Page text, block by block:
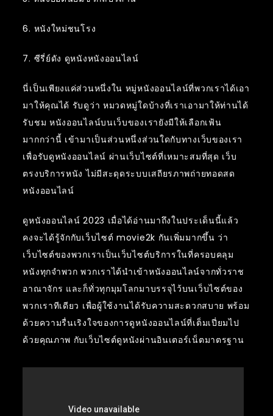
6. หนังใหม่ชนโรง
7. ซีรี่ย์ดัง ดูหนังหนังออนไลน์
นี่เป็นเพียงแค่ส่วนหนึ่งใน หมู่หนังออนไลน์ที่พวกเราได้เอา
มาให้คุณได้ รับดูว่า หมวดหมู่ใดบ้างที่เราเอามาให้ท่านได้
รับชม หนังออนไลน์บนเว็บของเรายังมีให้เลือกเฟ้น
มากกว่านี้ เข้ามาเป็นส่วนหนึ่งส่วนใดกับทางเว็บของเรา
เพื่อรับดูหนังออนไลน์ ผ่านเว็บไซต์ที่เหมาะสมที่สุด เว็บ
ตรงบริการหนัง ไม่มีสะดุดระบบเสถียรภาพถ่ายทอดสด
หนังออนไลน์
ดูหนังออนไลน์ 2023 เมื่อได้อ่านมาถึงในประเด็นนี้แล้ว
คงจะได้รู้จักกับเว็บไซต์ movie2k กันเพิ่มมากขึ้น ว่า
เว็บไซต์ของพวกเราเป็นเว็บไซต์บริการในที่ครอบคลุม
หนังทุกจำพวก พวกเราได้นำเข้าหนังออนไลน์จากทั่วราช
อาณาจักร และก็ทั่วทุกมุมโลกมาบรรจุไว้บนเว็บไซต์ของ
พวกเราทีเดียว เพื่อผู้ใช้งานได้รับความสะดวกสบาย พร้อม
ด้วยความรื่นเริงใจของการดูหนังออนไลน์ที่เต็มเปี่ยมไป
ด้วยคุณภาพ กับเว็บไซต์ดูหนังผ่านอินเตอร์เน็ตมาตรฐาน